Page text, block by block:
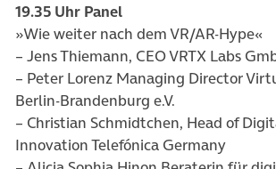
19.35 Uhr Panel
»Wie weiter nach dem VR/AR-Hype«
– Jens Thiemann, CEO VRTX Labs
– Peter Lorenz Managing Director
Berlin-Brandenburg e.V.
– Christian Schmidtchen, Head of
Innovation Telefónica Germany